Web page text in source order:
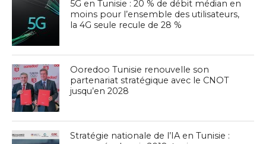
5G en Tunisie : 20 % de débit médian en
moins pour l’ensemble des utilisateurs,
la 4G seule recule de 28 %
Ooredoo Tunisie renouvelle son
partenariat stratégique avec le CNOT
jusqu’en 2028
Stratégie nationale de l’IA en Tunisie :